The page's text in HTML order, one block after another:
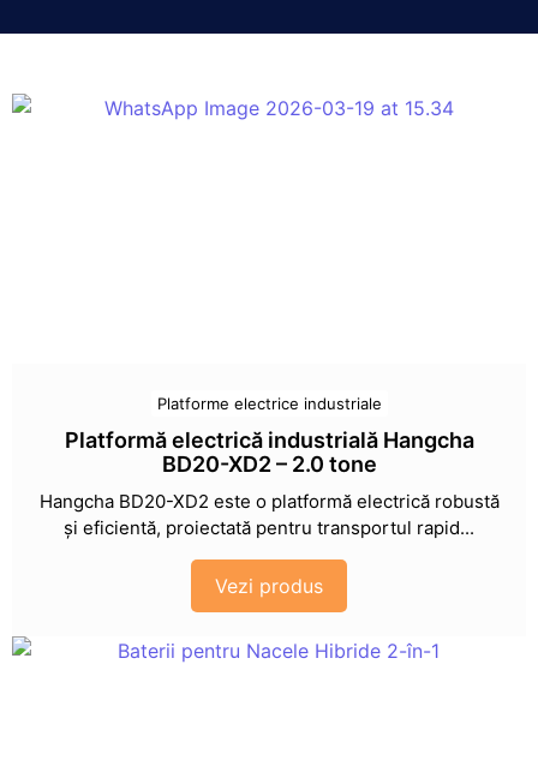
Platforme electrice industriale
Platformă electrică industrială Hangcha
BD20-XD2 – 2.0 tone
Hangcha BD20-XD2 este o platformă electrică robustă
și eficientă, proiectată pentru transportul rapid...
Vezi produs